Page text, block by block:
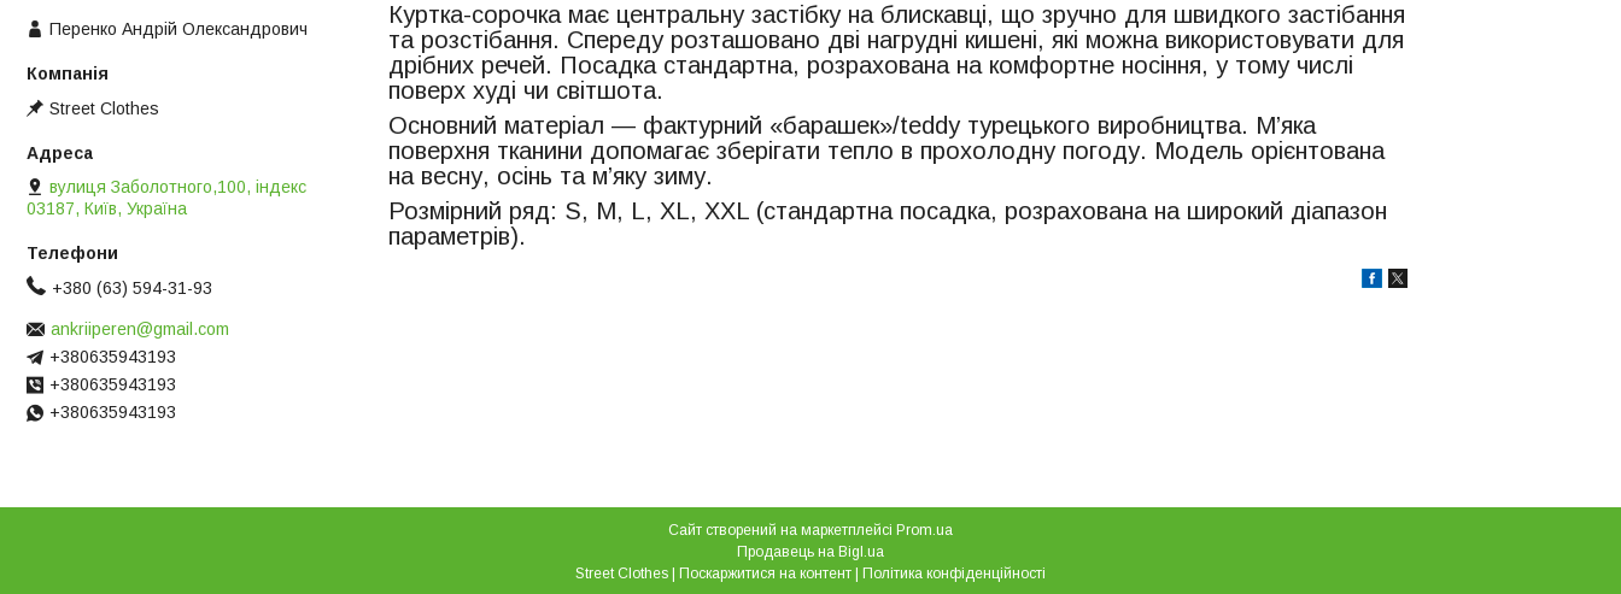
Куртка-сорочка має центральну застібку на блискавці, що зручно для швидкого застібання
та розстібання. Спереду розташовано дві нагрудні кишені, які можна використовувати для
дрібних речей. Посадка стандартна, розрахована на комфортне носіння, у тому числі
поверх худі чи світшота.
Основний матеріал — фактурний «барашек»/teddy турецького виробництва. М’яка
поверхня тканини допомагає зберігати тепло в прохолодну погоду. Модель орієнтована
на весну, осінь та м’яку зиму.
Розмірний ряд: S, M, L, XL, XXL (стандартна посадка, розрахована на широкий діапазон
параметрів).
Перенко Андрій Олександрович
Street Clothes
вулиця Заболотного,100, індекс
03187, Київ, Україна
+380 (63) 594-31-93
ankriiperen@gmail.com
+380635943193
+380635943193
+380635943193
Сайт створений на маркетплейсі Prom.ua
Продавець на Bigl.ua
Поскаржитися на контент Політика конфіденційності